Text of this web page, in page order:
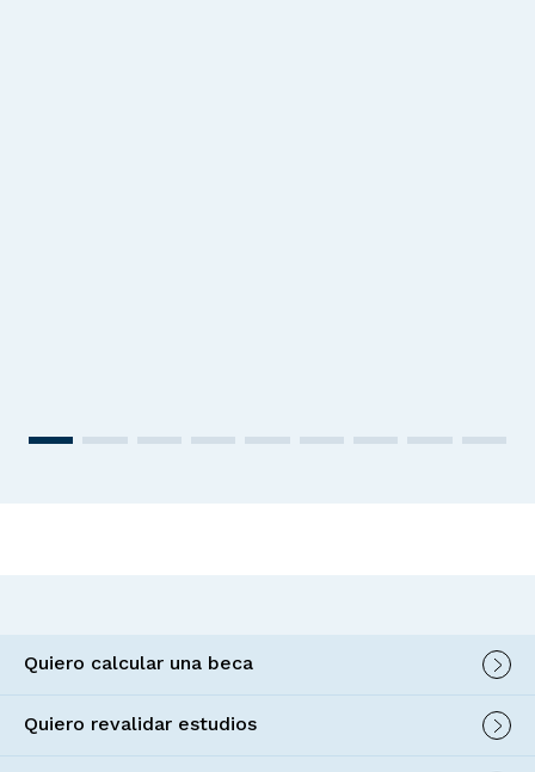
Quiero calcular una beca
Quiero revalidar estudios